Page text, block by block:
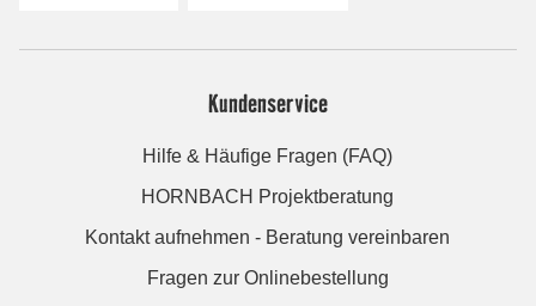
Kundenservice
Hilfe & Häufige Fragen (FAQ)
HORNBACH Projektberatung
Kontakt aufnehmen - Beratung vereinbaren
Fragen zur Onlinebestellung